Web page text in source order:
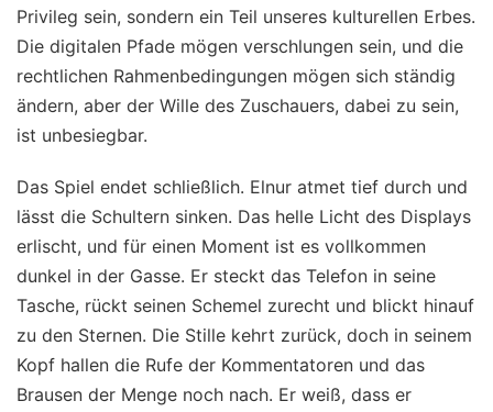
Privileg sein, sondern ein Teil unseres kulturellen Erbes.
Die digitalen Pfade mögen verschlungen sein, und die
rechtlichen Rahmenbedingungen mögen sich ständig
ändern, aber der Wille des Zuschauers, dabei zu sein,
ist unbesiegbar.
Das Spiel endet schließlich. Elnur atmet tief durch und
lässt die Schultern sinken. Das helle Licht des Displays
erlischt, und für einen Moment ist es vollkommen
dunkel in der Gasse. Er steckt das Telefon in seine
Tasche, rückt seinen Schemel zurecht und blickt hinauf
zu den Sternen. Die Stille kehrt zurück, doch in seinem
Kopf hallen die Rufe der Kommentatoren und das
Brausen der Menge noch nach. Er weiß, dass er